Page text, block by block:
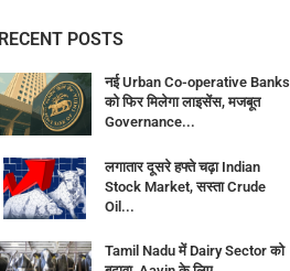
RECENT POSTS
नई Urban Co-operative Banks
को फिर मिलेगा लाइसेंस, मजबूत
Governance...
लगातार दूसरे हफ्ते चढ़ा Indian
Stock Market, सस्ता Crude
Oil...
Tamil Nadu में Dairy Sector को